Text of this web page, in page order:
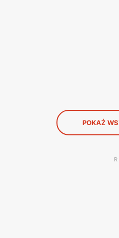
oraz licznym
POKAŻ